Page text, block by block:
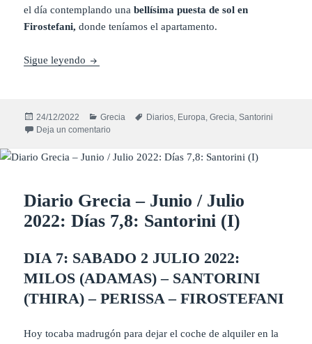
el día contemplando unabellísima puesta de sol en
Firostefani, donde teníamos el apartamento.
Sigue leyendo Diario Grecia – Junio / Julio 2022: Días 9,10:
Publicado
el
24/12/2022 Categorías
Grecia Etiquetas
Diarios, Europa,Grecia,Santorini
Deja un comentario
Diario Grecia – Junio / Julio
2022: Días 7,8: Santorini (I)
DIA 7: SABADO 2 JULIO 2022:
MILOS (ADAMAS) – SANTORINI
(THIRA)–PERISSA–FIROSTEFANI
Hoy tocaba madrugón para dejar el coche de alquiler en la